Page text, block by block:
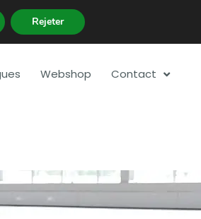
Webshop Contact
Rejeter